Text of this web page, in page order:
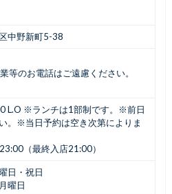
中野新町5-38
のお電話はご遠慮ください。
L.O ※ランチは1部制です。※前日
。※当日予約は空き次第によりま
（最終入店21:00）
日・祝日
曜日